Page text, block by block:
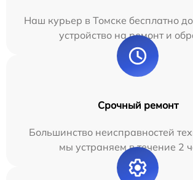
Наш курьер в Томске бесплатно
устройство на ремонт и
Срочный ремонт
Большинство неисправностей
мы устраняем в течение 2